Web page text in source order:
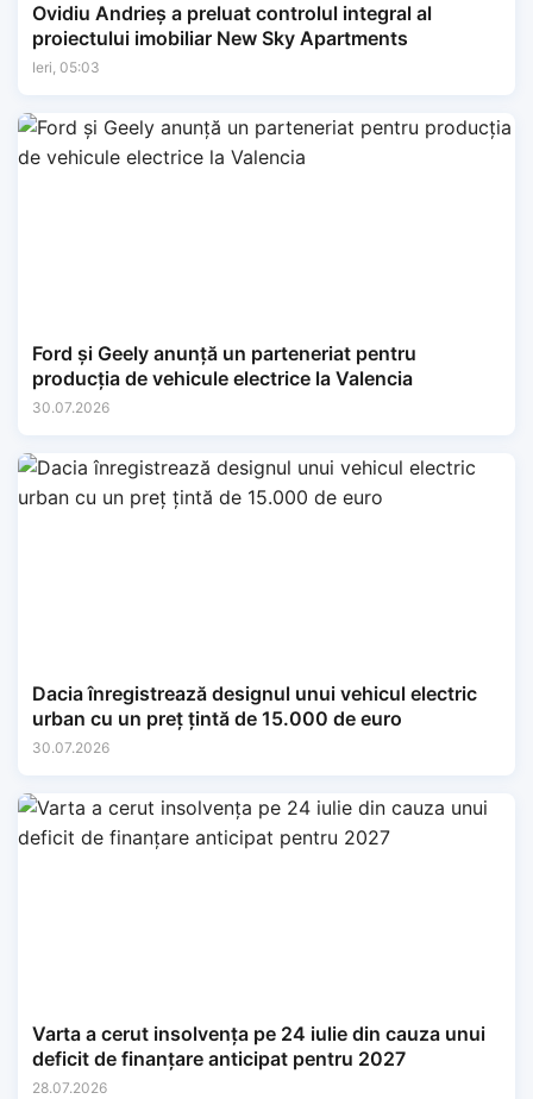
Ovidiu Andrieș a preluat controlul integral al
proiectului imobiliar New Sky Apartments
Ieri, 05:03
Ford și Geely anunță un parteneriat pentru
producția de vehicule electrice la Valencia
30.07.2026
Dacia înregistrează designul unui vehicul electric
urban cu un preț țintă de 15.000 de euro
30.07.2026
Varta a cerut insolvența pe 24 iulie din cauza unui
deficit de finanțare anticipat pentru 2027
28.07.2026